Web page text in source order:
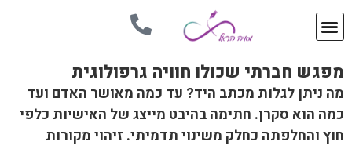
מפגש חברתי שכולו חוויה גרפולוגית
מה ניתן לגלות מכתב היד? עד כמה מאושר האדם ועד
כמה הוא סקרן. חתימה בהיבט מייצג של האישיות כלפי
חוץ והחלפתה כחלק משינוי תדמיתי. זיהוי מקורות